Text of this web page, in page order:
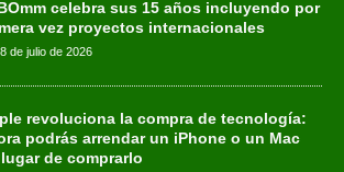
celebra sus 15 años incluyendo por
vez proyectos internacionales
de julio de 2026
revoluciona la compra de tecnología:
podrás arrendar un iPhone o un Mac
de comprarlo